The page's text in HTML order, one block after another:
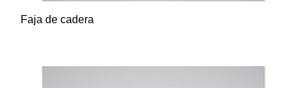
Faja de cadera